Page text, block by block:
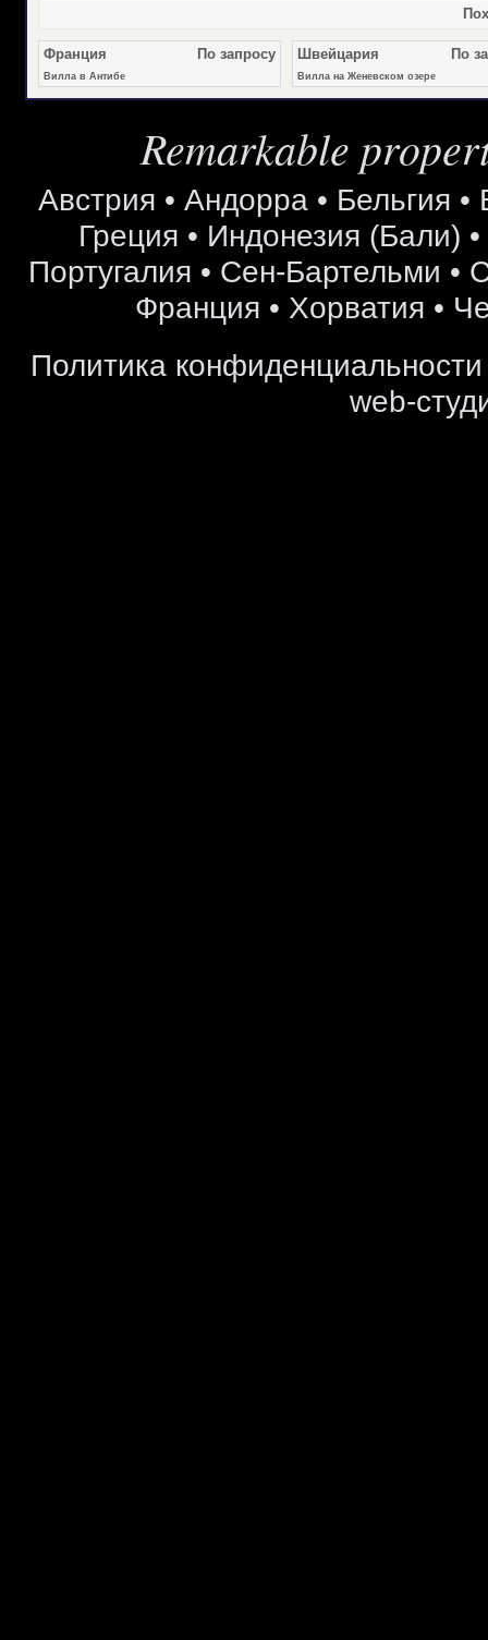
Франция По запросу
Вилла в Антибе
Швейцария По
Вилла на Женевском озере
Remarkable
Австрия • Андорра • Бельгия •
Греция • Индонезия (Бали) •
Португалия • Сен-Бартельми •
Франция • Хорватия •
Политика конфиденциальности
web-